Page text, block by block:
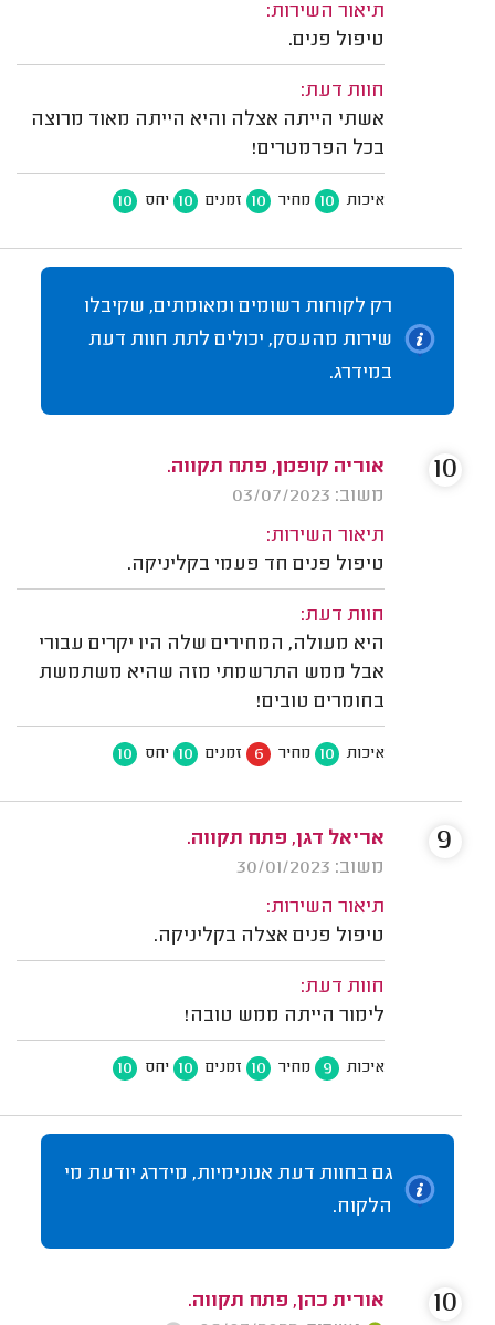
תיאור השירות:
טיפול פנים.
חוות דעת:
אשתי הייתה אצלה והיא הייתה מאוד מרוצה
בכל הפרמטרים!
איכות 10 מחיר 10 זמנים 10 יחס 10
רק לקוחות רשומים ומאומתים, שקיבלו
שירות מהעסק, יכולים לתת חוות דעת
במידרג.
אוריה קופמן, פתח תקווה.
משוב: 03/07/2023
תיאור השירות:
טיפול פנים חד פעמי בקליניקה.
חוות דעת:
היא מעולה, המחירים שלה היו יקרים עבורי
אבל ממש התרשמתי מזה שהיא משתמשת
בחומרים טובים!
איכות 10 מחיר 6 זמנים 10 יחס 10
10
אריאל דגן, פתח תקווה.
משוב: 30/01/2023
תיאור השירות:
טיפול פנים אצלה בקליניקה.
חוות דעת:
לימור הייתה ממש טובה!
איכות 9 מחיר 10 זמנים 10 יחס 10
9
גם בחוות דעת אנונימיות, מידרג יודעת מי
הלקוח.
אורית כהן, פתח תקווה.
10